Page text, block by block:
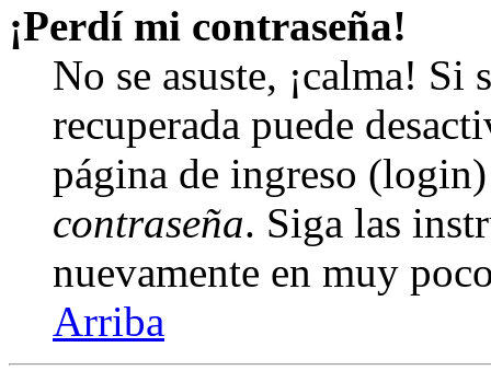
¡Perdí mi contraseña!
No se asuste, ¡calma! Si
recuperada puede
página de ingreso
contraseña. Siga las
nuevamente en muy
Arriba